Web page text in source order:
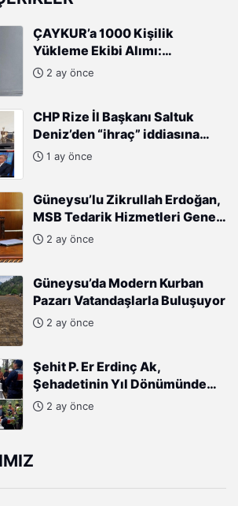
ÇAYKUR’a 1000 Kişilik
Yükleme Ekibi Alımı:
Başvurular Başladı
2 ay önce
CHP Rize İl Başkanı Saltuk
Deniz’den “ihraç” iddiasına
sert tepki: “Kararları Sinan
1 ay önce
Güneysu’lu Zikrullah Erdoğan,
MSB Tedarik Hizmetleri Genel
Müdürlüğü’ne atandı.
2 ay önce
Güneysu’da Modern Kurban
Pazarı Vatandaşlarla Buluşuyor
2 ay önce
Şehit P. Er Erdinç Ak,
Şehadetinin Yıl Dönümünde
Kabri Başında Anıldı
2 ay önce